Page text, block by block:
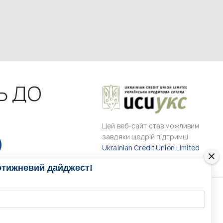
ДО
Цей веб-сайт став можливим
завдяки щедрій підтримці
Ukrainian Credit Union Limited
МЕДІА КОНТАКТИ
дайджест!